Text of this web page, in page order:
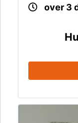
over 3